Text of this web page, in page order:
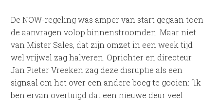
De NOW-regeling was amper van start gegaan toen
de aanvragen volop binnenstroomden. Maar niet
van Mister Sales, dat zijn omzet in een week tijd
wel vrijwel zag halveren. Oprichter en directeur
Jan Pieter Vreeken zag deze disruptie als een
signaal om het over een andere boeg te gooien: “Ik
ben ervan overtuigd dat een nieuwe deur veel